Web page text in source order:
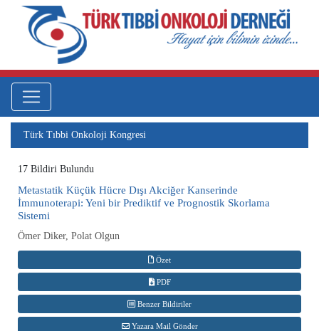
Türk Tıbbi Onkoloji Kongresi
17 Bildiri Bulundu
Metastatik Küçük Hücre Dışı Akciğer Kanserinde
İmmunoterapi: Yeni bir Prediktif ve Prognostik Skorlama
Sistemi
Ömer Diker, Polat Olgun
Özet
PDF
Benzer Bildiriler
Yazara Mail Gönder